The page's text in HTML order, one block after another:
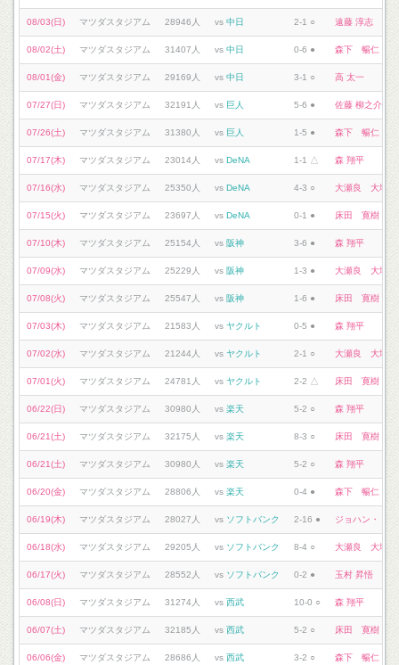
08/03(日) マツダスタジアム 28946人 vs 中日 2-1 ○ 遠藤 淳志
08/02(土) マツダスタジアム 31407人 vs 中日 0-6 ● 森下 暢仁
08/01(金) マツダスタジアム 29169人 vs 中日 3-1 ○ 高 太一
07/27(日) マツダスタジアム 32191人 vs 巨人 5-6 ● 佐藤 柳之介
07/26(土) マツダスタジアム 31380人 vs 巨人 1-5 ● 森下 暢仁
07/17(木) マツダスタジアム 23014人 vs DeNA 1-1 △ 森 翔平
07/16(水) マツダスタジアム 25350人 vs DeNA 4-3 ○ 大瀬良 大地
07/15(火) マツダスタジアム 23697人 vs DeNA 0-1 ● 床田 寛樹
07/10(木) マツダスタジアム 25154人 vs 阪神 3-6 ● 森 翔平
07/09(水) マツダスタジアム 25229人 vs 阪神 1-3 ● 大瀬良 大地
07/08(火) マツダスタジアム 25547人 vs 阪神 1-6 ● 床田 寛樹
07/03(木) マツダスタジアム 21583人 vs ヤクルト 0-5 ● 森 翔平
07/02(水) マツダスタジアム 21244人 vs ヤクルト 2-1 ○ 大瀬良 大地
07/01(火) マツダスタジアム 24781人 vs ヤクルト 2-2 △ 床田 寛樹
06/22(日) マツダスタジアム 30980人 vs 楽天 5-2 ○ 森 翔平
06/21(土) マツダスタジアム 32175人 vs 楽天 8-3 ○ 床田 寛樹
06/21(土) マツダスタジアム 30980人 vs 楽天 5-2 ○ 森 翔平
06/20(金) マツダスタジアム 28806人 vs 楽天 0-4 ● 森下 暢仁
06/19(木) マツダスタジアム 28027人 vs ソフトバンク 2-16 ● ジョハン・ド
06/18(水) マツダスタジアム 29205人 vs ソフトバンク 8-4 ○ 大瀬良 大地
06/17(火) マツダスタジアム 28552人 vs ソフトバンク 0-2 ● 玉村 昇悟
06/08(日) マツダスタジアム 31274人 vs 西武 10-0 ○ 森 翔平
06/07(土) マツダスタジアム 32185人 vs 西武 5-2 ○ 床田 寛樹
06/06(金) マツダスタジアム 28686人 vs 西武 3-2 ○ 森下 暢仁